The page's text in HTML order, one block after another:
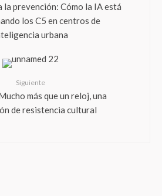
la prevención: Cómo la IA está
los C5 en centros de
urbana
Siguiente
más que un reloj, una
de resistencia cultural